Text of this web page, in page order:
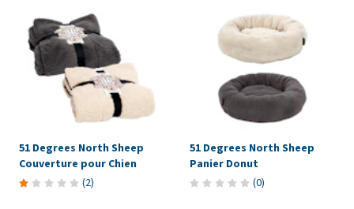
51 Degrees North Sheep
Couverture pour Chien
(2)
51 Degrees North Sheep
Panier Donut
(0)